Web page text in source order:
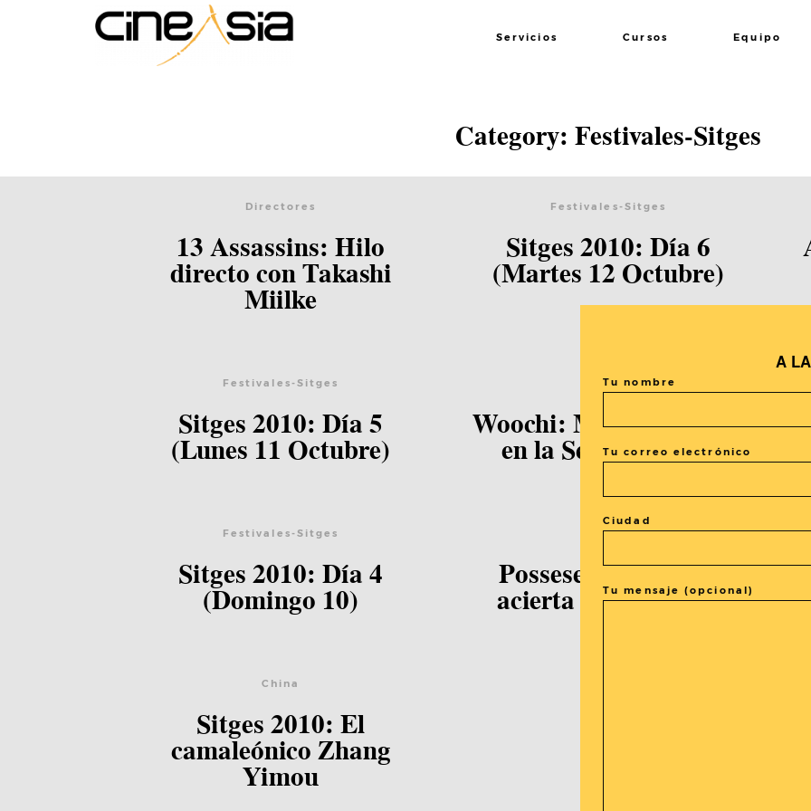
Servicios Cursos Equipo
Category: Festivales-Sitges
Directores
13 Assassins: Hilo
directo con Takashi
Miilke
Festivales-Sitges
Sitges 2010: Día 6
(Martes 12 Octubre)
Festivales-Sitges
Sitges 2010: Día 5
(Lunes 11 Octubre)
Corea
Woochi: Magia y acción
en la Seúl moderna
Festivales-Sitges
Sitges 2010: Día 4
(Domingo 10)
Corea
Possesed: Corea no
acierta con el terror
China
Sitges 2010: El
camaleónico Zhang
Yimou
A LA
Tu nombre
Tu correo electrónico
Ciudad
Tu mensaje (opcional)